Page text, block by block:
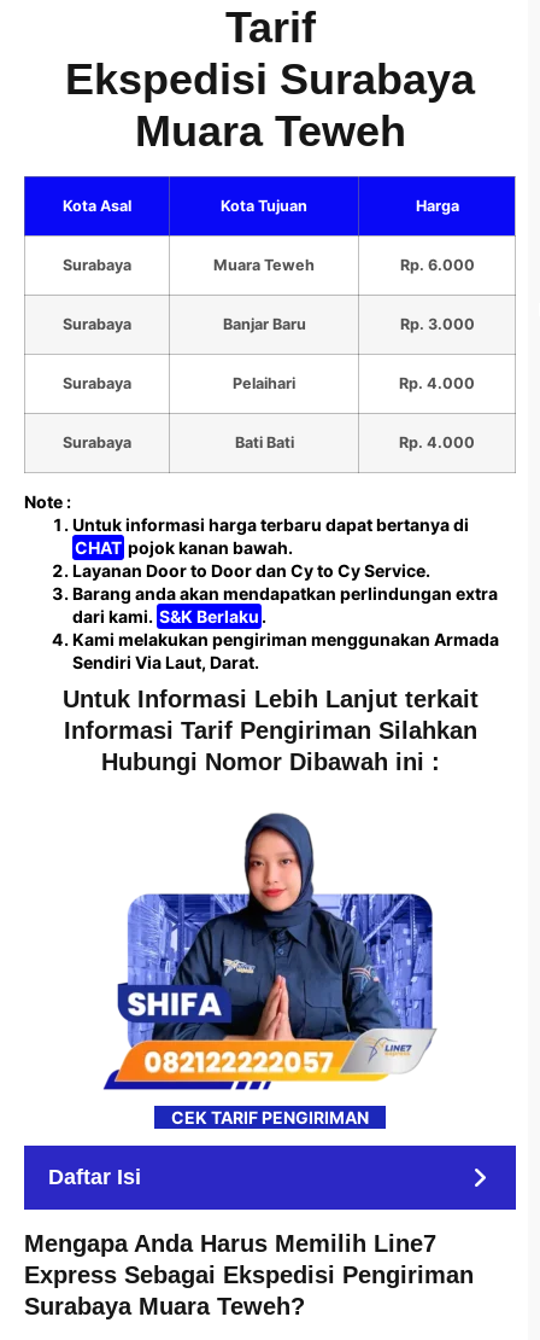
Tarif
Ekspedisi Surabaya
Muara Teweh
Kota Asal Kota Tujuan Harga
Surabaya Muara Teweh Rp. 6.000
Surabaya Banjar Baru Rp. 3.000
Surabaya Pelaihari Rp. 4.000
Surabaya Bati Bati Rp. 4.000
Note :
Untuk informasi harga terbaru dapat bertanya di
CHAT pojok kanan bawah.
Layanan Door to Door dan Cy to Cy Service.
Barang anda akan mendapatkan perlindungan extra
dari kami. S&K Berlaku .
Kami melakukan pengiriman menggunakan Armada
Sendiri Via Laut, Darat.
Untuk Informasi Lebih Lanjut terkait
Informasi Tarif Pengiriman Silahkan
Hubungi Nomor Dibawah ini :
CEK TARIF PENGIRIMAN
Daftar Isi
Mengapa Anda Harus Memilih Line7
Express Sebagai Ekspedisi Pengiriman
Surabaya Muara Teweh?